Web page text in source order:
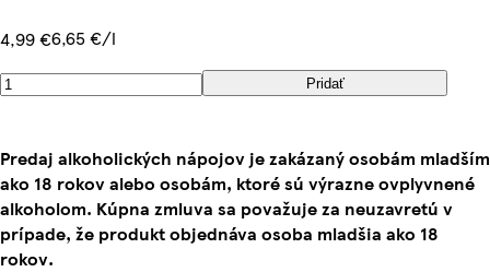
4,99 €6,65 €/l
Pridať
Predaj alkoholických nápojov je zakázaný osobám mladším
ako 18 rokov alebo osobám, ktoré sú výrazne ovplyvnené
alkoholom. Kúpna zmluva sa považuje za neuzavretú v
prípade, že produkt objednáva osoba mladšia ako 18
rokov.